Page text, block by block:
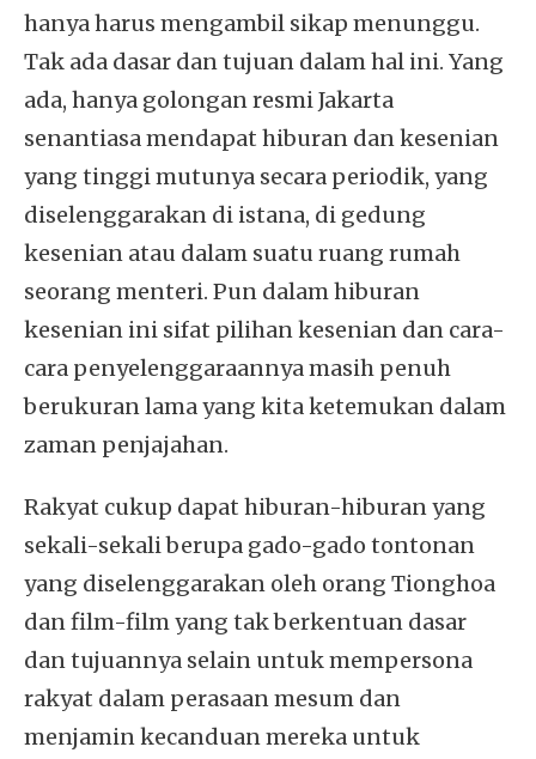
hanya harus mengambil sikap menunggu.
Tak ada dasar dan tujuan dalam hal ini. Yang
ada, hanya golongan resmi Jakarta
senantiasa mendapat hiburan dan kesenian
yang tinggi mutunya secara periodik, yang
diselenggarakan di istana, di gedung
kesenian atau dalam suatu ruang rumah
seorang menteri. Pun dalam hiburan
kesenian ini sifat pilihan kesenian dan cara-
cara penyelenggaraannya masih penuh
berukuran lama yang kita ketemukan dalam
zaman penjajahan.
Rakyat cukup dapat hiburan-hiburan yang
sekali-sekali berupa gado-gado tontonan
yang diselenggarakan oleh orang Tionghoa
dan film-film yang tak berkentuan dasar
dan tujuannya selain untuk mempersona
rakyat dalam perasaan mesum dan
menjamin kecanduan mereka untuk